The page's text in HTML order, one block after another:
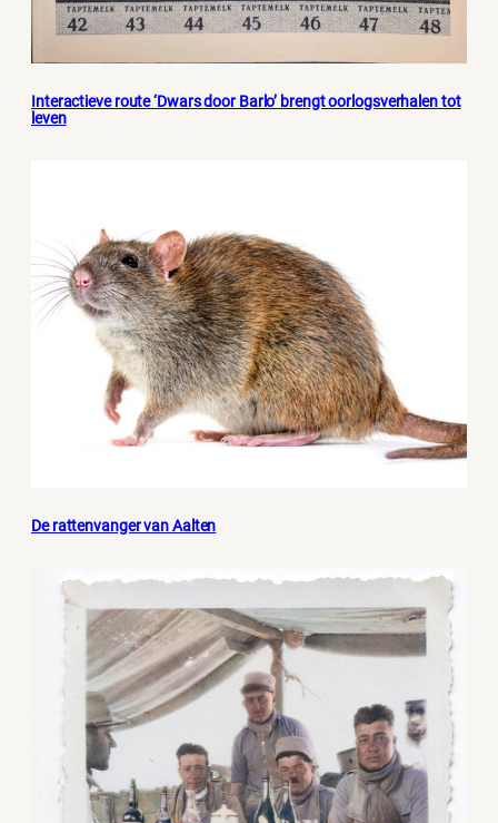
Interactieve route ‘Dwars door Barlo’ brengt oorlogsverhalen tot
leven
De rattenvanger van Aalten